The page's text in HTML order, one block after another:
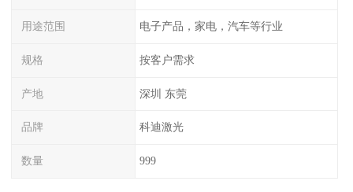
用途范围 电子产品，家电，汽车等行业
规格 按客户需求
产地 深圳 东莞
品牌 科迪激光
数量 999